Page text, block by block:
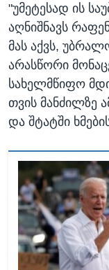
"უმეტესად ის
აღნიშნავს
მას აქვს,
არასწორი
სახელმწიფო
თვის მანძილზე
და შტატში